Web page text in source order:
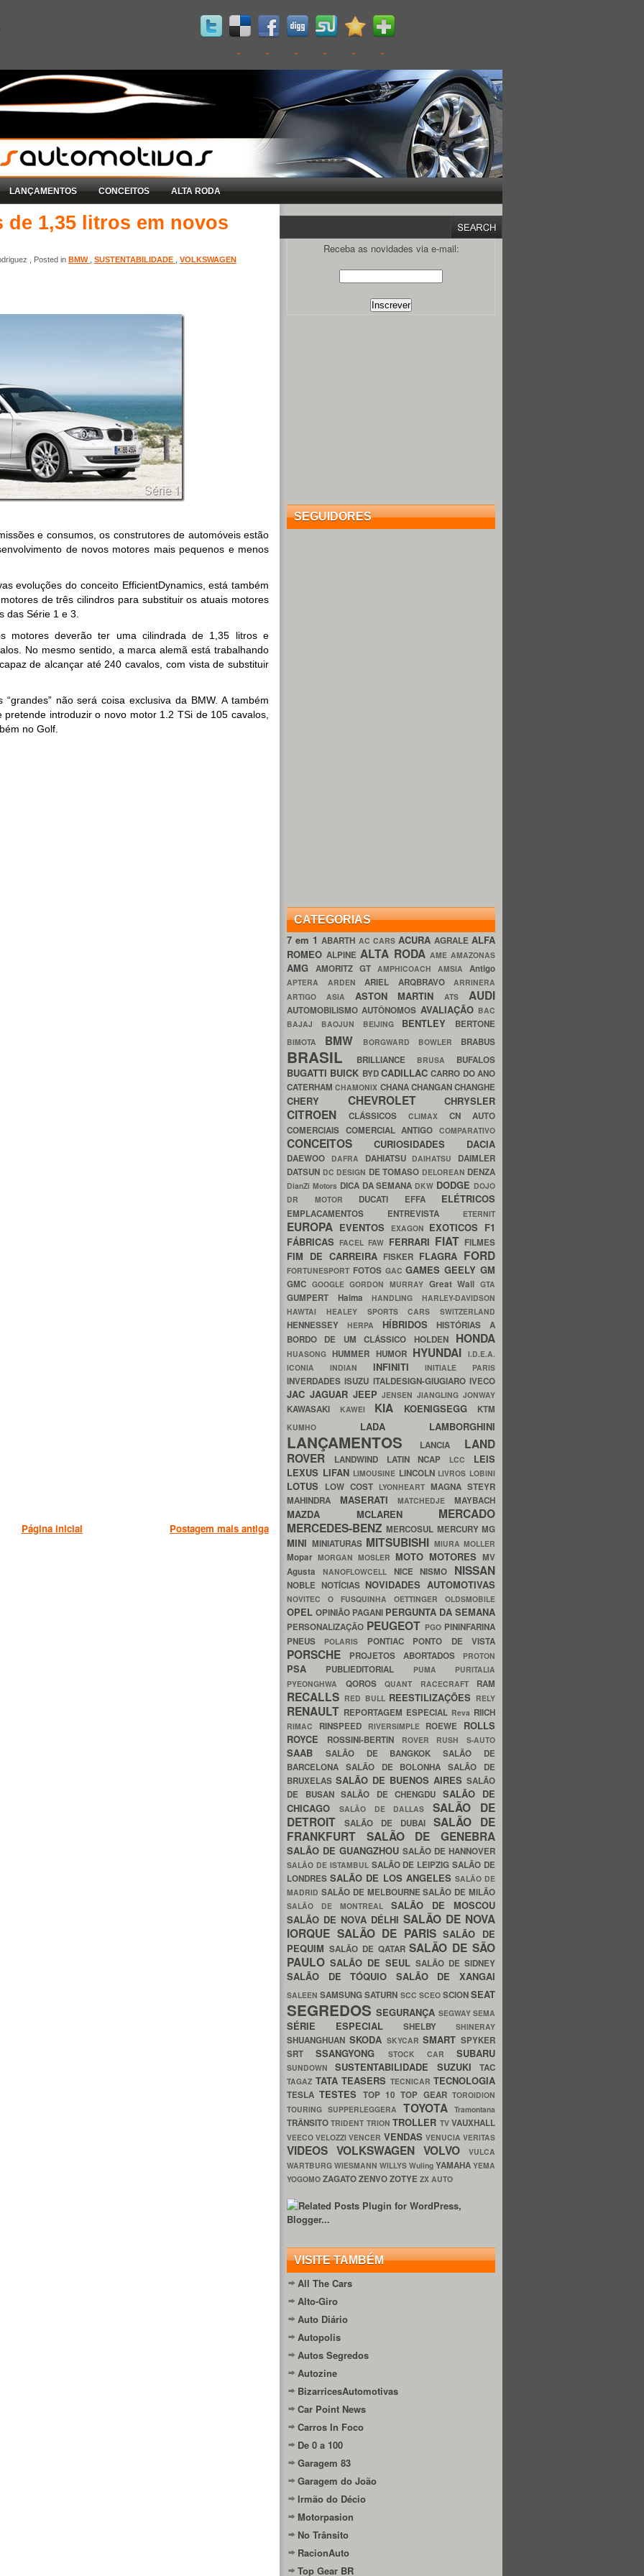
LANÇAMENTOS CONCEITOS ALTA RODA
de 1,35 litros em novos
, Posted in BMW SUSTENTABILIDADE VOLKSWAGEN
e consumos, os construtores de automóveis estão
de novos motores mais pequenos e menos
evoluções do conceito EfficientDynamics, está também
de três cilindros para substituir os atuais motores
das Série 1 e 3.
motores deverão ter uma cilindrada de 1,35 litros e
No mesmo sentido, a marca alemã está trabalhando
de alcançar até 240 cavalos, com vista de substituir
não será coisa exclusiva da BMW. A também
introduzir o novo motor 1.2 TSi de 105 cavalos,
no Golf.
Postagem mais antiga
Página inicial
Receba as novidades via e-mail:
SEGUIDORES
CATEGORIAS
7 em 1ABARTH AC CARS ACURA AGRALE ALFA
ROMEOALPINEALTA RODA AME AMAZONAS
AMG AMORITZ GT AMPHICOACH AMSIA Antigo
APTERA ARDEN ARIEL ARQBRAVO ARRINERA
ARTIGO ASIA ASTON MARTINATS AUDI
AUTOMOBILISMOAUTÔNOMOS AVALIAÇÃO BAC
BAJAJ BAOJUN BEIJING BENTLEY BERTONE
BIMOTA BMW BORGWARD BOWLER BRABUS
BRASIL BRILLIANCE BRUSA BUFALOS
BUGATTI BUICK BYDCADILLACCARRO DO ANO
CATERHAMCHAMONIX CHANACHANGANCHANGHE
CHERY CHEVROLET CHRYSLER
CITROEN CLÁSSICOS CLIMAX CN AUTO
COMERCIAIS COMERCIAL ANTIGOCOMPARATIVO
CONCEITOS CURIOSIDADES DACIA
DAEWOO DAFRA DAHIATSU DAIHATSU DAIMLER
DATSUN DC DESIGN DE TOMASO DELOREAN DENZA
DianZi Motors DICA DA SEMANA DKW DODGE DOJO
DR MOTOR DUCATI EFFA ELÉTRICOS
EMPLACAMENTOS ENTREVISTA ETERNIT
EUROPA EVENTOS EXAGON EXOTICOS F1
FÁBRICASFACELFAW FERRARI FIAT FILMES
FIM DE CARREIRA FISKER FLAGRA FORD
FORTUNESPORT FOTOS GACGAMESGEELYGM
GMC GOOGLEGORDON MURRAY Great WallGTA
GUMPERT HaimaHANDLINGHARLEY-DAVIDSON
HAWTAI HEALEY SPORTS CARS SWITZERLAND
HENNESSEY HERPA HÍBRIDOSHISTÓRIAS A
BORDO DE UM CLÁSSICO HOLDEN HONDA
HUASONGHUMMER HUMOR HYUNDAI I.D.E.A.
ICONIA INDIAN INFINITIINITIALE PARIS
INVERDADESISUZU ITALDESIGN-GIUGIAROIVECO
JAC JAGUAR JEEPJENSENJIANGLINGJONWAY
KAWASAKI KAWEI KIA KOENIGSEGG KTM
KUMHO LADA LAMBORGHINI
LANÇAMENTOS LANCIA LAND
ROVER
LANDWIND LATIN NCAP LCC LEIS
LEXUS LIFAN LIMOUSINE LINCOLN LIVROS LOBINI
LOTUS LOW COST LYONHEART MAGNA STEYR
MAHINDRA MASERATIMATCHEDJEMAYBACH
MAZDA MCLAREN MERCADO
MERCEDES-BENZMERCOSUL MERCURYMG
MINI MINIATURAS MITSUBISHI MIURA MOLLER
Mopar MORGAN MOSLER MOTO MOTORES MV
Agusta NANOFLOWCELL NICENISMO NISSAN
NOBLE NOTÍCIAS NOVIDADES AUTOMOTIVAS
NOVITEC O FUSQUINHA OETTINGER OLDSMOBILE
OPEL OPINIÃO PAGANI PERGUNTA DA SEMANA
PERSONALIZAÇÃO PEUGEOT PGO PININFARINA
PNEUS
POLARIS PONTIAC PONTO DE VISTA
PORSCHE PROJETOS ABORTADOS PROTON
PSA PUBLIEDITORIAL PUMA PURITALIA
PYEONGHWA QOROS QUANT RACECRAFT RAM
RECALLS RED BULL REESTILIZAÇÕES RELY
RENAULT REPORTAGEM ESPECIAL Reva RIICH
RIMAC RINSPEED RIVERSIMPLE ROEWE ROLLS
ROYCE
ROSSINI-BERTIN ROVER RUSH S-AUTO
SAAB SALÃO DE BANGKOKSALÃO DE
BARCELONA SALÃO DE BOLONHASALÃO DE
BRUXELAS SALÃO DE BUENOS AIRES SALÃO
DE BUSAN SALÃO DE CHENGDU SALÃO DE
CHICAGO
SALÃO DE DALLASSALÃO DE
DETROIT
SALÃO DE DUBAI SALÃO DE
FRANKFURT SALÃO DE GENEBRA
SALÃO DE GUANGZHOU SALÃO DE HANNOVER
SALÃO DE ISTAMBUL SALÃO DE LEIPZIGSALÃO DE
LONDRESSALÃO DE LOS ANGELES SALÃO DE
MADRID SALÃO DE MELBOURNESALÃO DE MILÃO
SALÃO DE MONTREAL SALÃO DE MOSCOU
SALÃO DE NOVA DÉLHI SALÃO DE NOVA
IORQUE SALÃO DE PARISSALÃO DE
PEQUIM SALÃO DE QATARSALÃO DE SÃO
PAULO SALÃO DE SEUL SALÃO DE SIDNEY
SALÃO DE TÓQUIO SALÃO DE XANGAI
SALEENSAMSUNGSATURN SCC SCEO SCIONSEAT
SEGREDOSSEGURANÇA SEGWAYSEMA
SÉRIE ESPECIAL SHELBY SHINERAY
SHUANGHUAN SKODA SKYCARSMART SPYKER
SRTSSANGYONG STOCK CAR SUBARU
SUNDOWNSUSTENTABILIDADE SUZUKITAC
TAGAZ TATA TEASERS TECNICAR TECNOLOGIA
TESLATESTES TOP 10TOP GEARTOROIDION
TOURING SUPPERLEGGERA TOYOTATramontana
TRÂNSITOTRIDENT TRIONTROLLER TVVAUXHALL
VEECOVELOZZIVENCER VENDAS VENUCIAVERITAS
VIDEOS VOLKSWAGEN VOLVO
VULCA
WARTBURG WIESMANN WILLYS Wuling YAMAHA YEMA
YOGOMO ZAGATOZENVOZOTYE ZX AUTO
VISITE TAMBÉM
All The Cars
Alto-Giro
Auto Diário
Autopolis
Autos Segredos
Autozine
BizarricesAutomotivas
Car Point News
Carros In Foco
De 0 a 100
Garagem 83
Garagem do João
Irmão do Décio
Motorpasion
No Trânsito
RacionAuto
Top Gear BR